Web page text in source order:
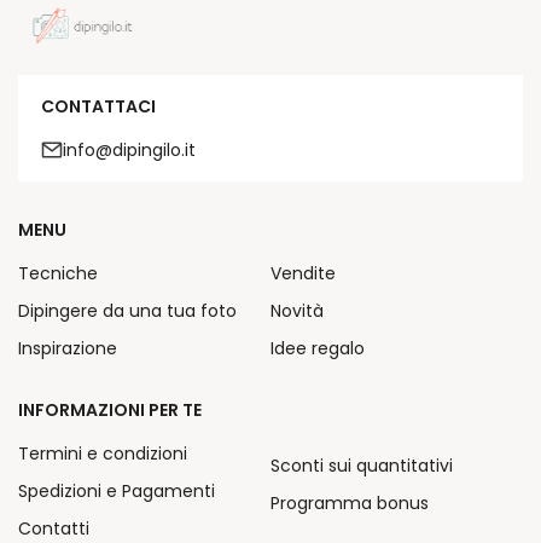
CONTATTACI
info@dipingilo.it
MENU
Tecniche
Dipingere da una tua foto
Inspirazione
Vendite
Novità
Idee regalo
INFORMAZIONI PER TE
Termini e condizioni
Spedizioni e Pagamenti
Contatti
Sconti sui quantitativi
Programma bonus